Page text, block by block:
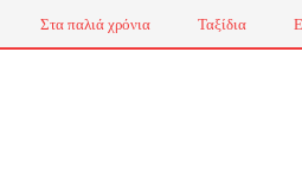
Στα παλιά χρόνια Ταξίδια